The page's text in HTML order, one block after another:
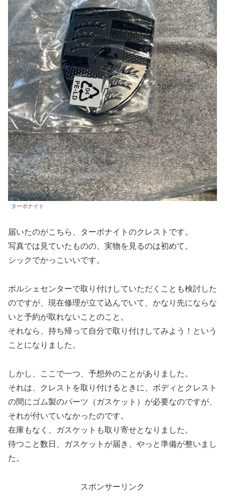
ターボナイト
届いたのがこちら、ターボナイトのクレストです。
写真では見ていたものの、実物を見るのは初めて。
シックでかっこいいです。
ポルシェセンターで取り付けしていただくことも検討した
のですが、現在修理が立て込んでいて、かなり先にならな
いと予約が取れないことのこと。
それなら、持ち帰って自分で取り付けしてみよう！という
ことになりました。
しかし、ここで一つ、予想外のことがありました。
それは、クレストを取り付けるときに、ボディとクレスト
の間にゴム製のパーツ（ガスケット）が必要なのですが、
それが付いていなかったのです。
在庫もなく、ガスケットも取り寄せとなりました。
待つこと数日、ガスケットが届き、やっと準備が整いまし
た。
スポンサーリンク